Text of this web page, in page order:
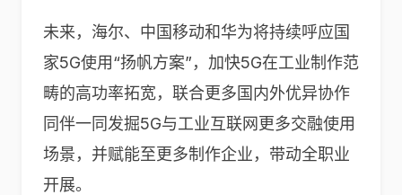
未来，海尔、中国移动和华为将持续呼应国
家5G使用“扬帆方案”，加快5G在工业制作范
畴的高功率拓宽，联合更多国内外优异协作
同伴一同发掘5G与工业互联网更多交融使用
场景，并赋能至更多制作企业，带动全职业
开展。